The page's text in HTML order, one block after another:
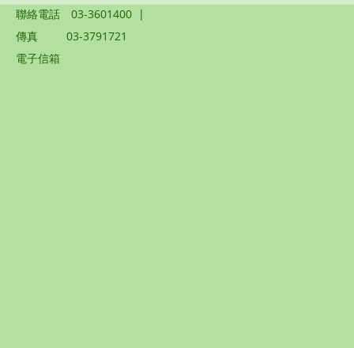
聯絡電話
03-3601400 |
傳真
03-3791721
電子信箱